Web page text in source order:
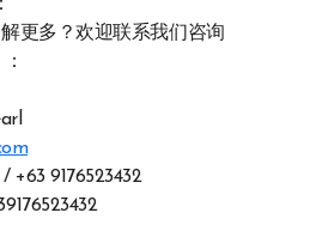
更多？欢迎联系我们咨询
+63 9176523432